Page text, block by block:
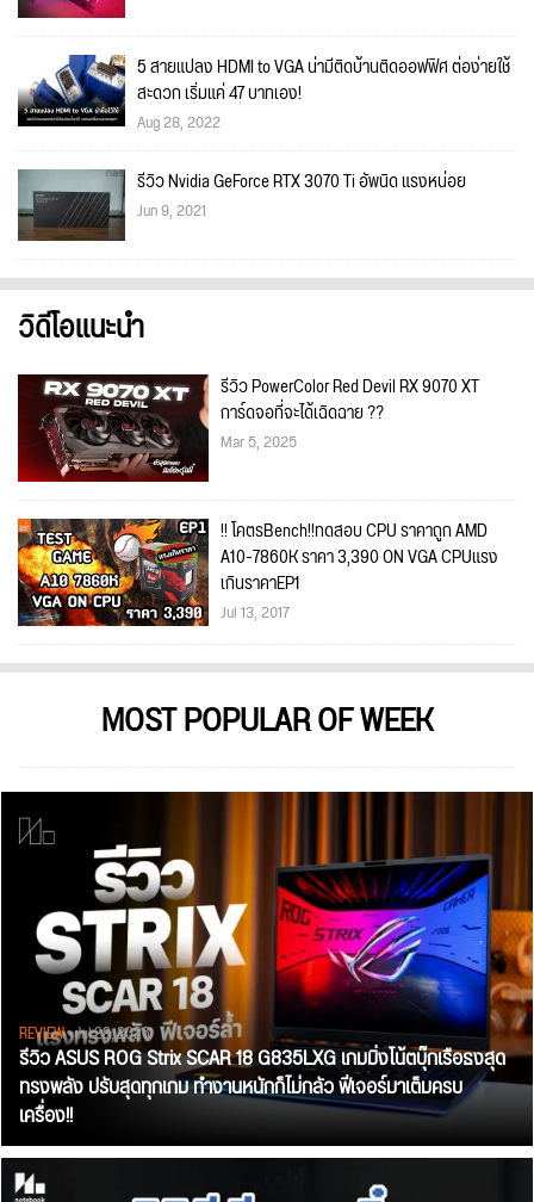
5 สายแปลง HDMI to VGA น่ามีติดบ้านติดออฟฟิศ ต่อง่ายใช้
สะดวก เริ่มแค่ 47 บาทเอง!
Aug 28, 2022
รีวิว Nvidia GeForce RTX 3070 Ti อัพนิด แรงหน่อย
Jun 9, 2021
วิดีโอแนะนำ
รีวิว PowerColor Red Devil RX 9070 XT
การ์ดจอที่จะได้เฉิดฉาย ??
Mar 5, 2025
!! โคตรBench!!ทดสอบ CPU ราคาถูก AMD
A10-7860K ราคา 3,390 ON VGA CPUแรง
เกินราคาEP1
Jul 13, 2017
MOST POPULAR OF WEEK
REVIEW• Jul 28, 2026
รีวิว ASUS ROG Strix SCAR 18 G835LXG เกมมิ่งโน้ตบุ๊กเรือธงสุด
ทรงพลัง ปรับสุดทุกเกม ทำงานหนักก็ไม่กลัว ฟีเจอร์มาเต็มครบ
เครื่อง!!